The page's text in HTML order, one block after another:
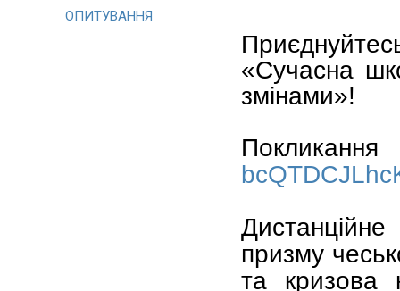
«Сучасна
змінами»!
призму
та кризова
ОПИТУВАННЯ